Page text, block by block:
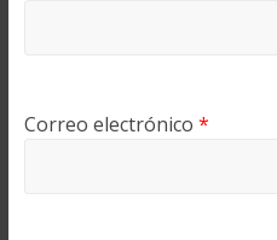
Correo electrónico *